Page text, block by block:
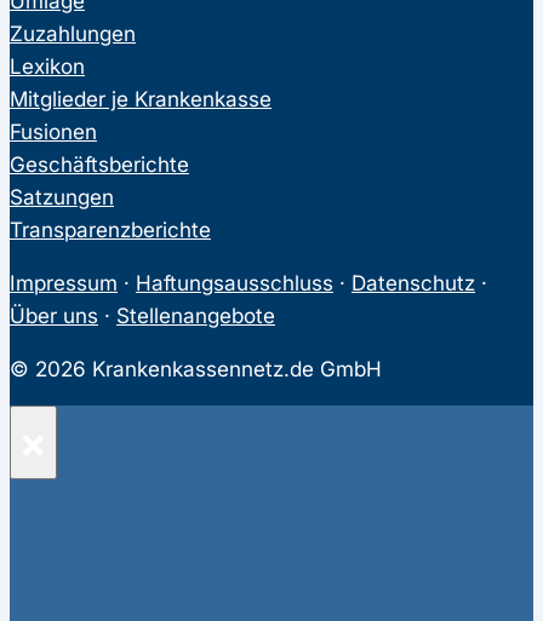
Zuzahlungen
Lexikon
Mitglieder je Krankenkasse
Fusionen
Geschäftsberichte
Satzungen
Transparenzberichte
Impressum · Haftungsausschluss · Datenschutz ·
Über uns · Stellenangebote
© 2026 Krankenkassennetz.de GmbH